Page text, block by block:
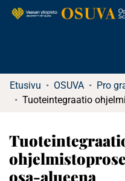
Etusivu OSUVA
osa-alueena